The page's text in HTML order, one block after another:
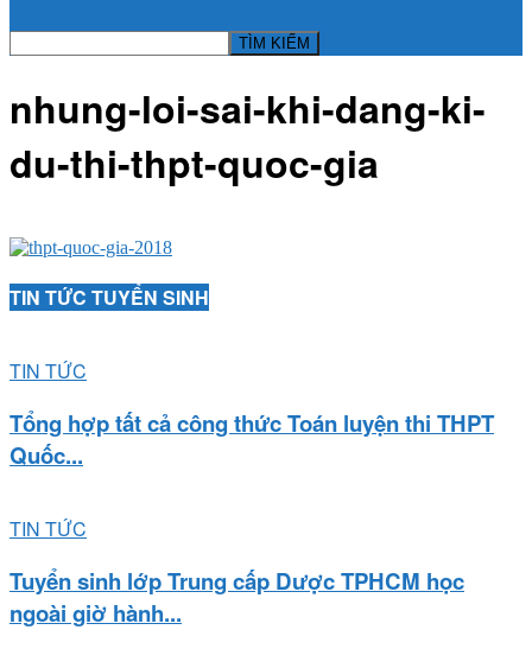
nhung-loi-sai-khi-dang-ki-
du-thi-thpt-quoc-gia
TIN TỨC TUYỂN SINH
TIN TỨC
Tổng hợp tất cả công thức Toán luyện thi THPT
Quốc...
TIN TỨC
Tuyển sinh lớp Trung cấp Dược TPHCM học
ngoài giờ hành...